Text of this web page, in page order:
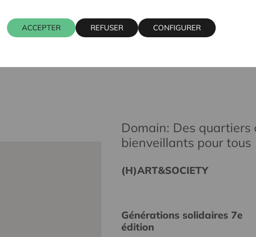
Domain: Des quartiers
bienveillants pour tous
(H)ART&SOCIETY
Générations solidaires 7e
édition
ACCEPTER REFUSER CONFIGURER